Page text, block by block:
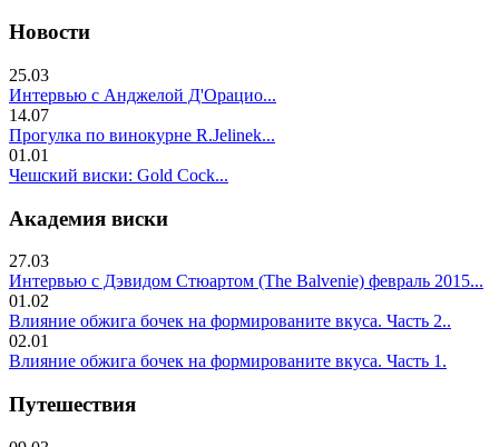
Новости
25.03
Интервью с Анджелой Д'Орацио...
14.07
Прогулка по винокурне R.Jelinek...
01.01
Чешский виски: Gold Cock...
Академия виски
27.03
Интервью с Дэвидом Стюартом (The Balvenie) февраль 2015...
01.02
Влияние обжига бочек на формированите вкуса. Часть 2..
02.01
Влияние обжига бочек на формированите вкуса. Часть 1.
Путешествия